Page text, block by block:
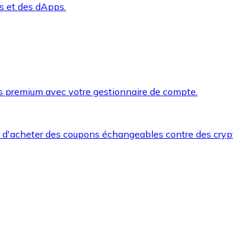
et des dApps.
avec votre gestionnaire de compte.
des coupons échangeables contre des